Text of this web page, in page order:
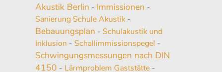
Akustik Berlin - Immissionen -
Sanierung Schule Akustik-
Bebauungsplan - Schulakustik und
Inklusion - Schallimmissionspegel -
Schwingungsmessungen nach DIN
4150 - Lärmproblem Gaststätte-